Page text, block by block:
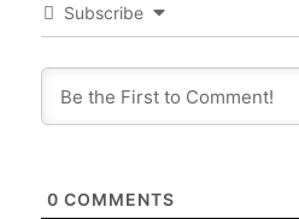
Subscribe
0 COMMENTS